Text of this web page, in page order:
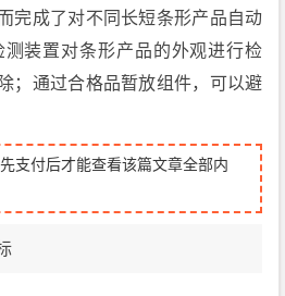
完成了对不同长短条形产品自动
装置对条形产品的外观进行检
；通过合格品暂放组件，可以避
支付后才能查看该篇文章全部内